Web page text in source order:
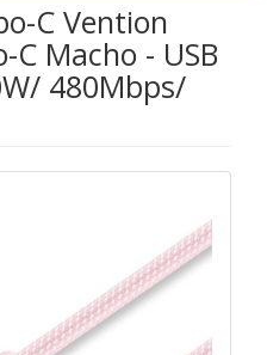
C Vention
C Macho - USB
480Mbps/